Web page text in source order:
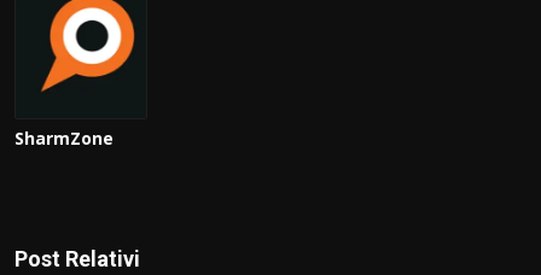
SharmZone
Post Relativi